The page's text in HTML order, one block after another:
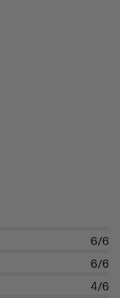
6/6
6/6
4/6